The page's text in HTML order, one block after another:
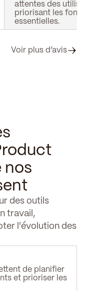
attentes des
priorisant les
essentielles.
Voir plus d’avis
nos
des outils
travail,
l'évolution des
de planifier
et prioriser les